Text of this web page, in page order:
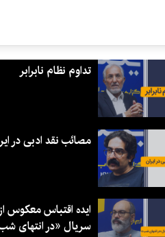
تداوم نظام نابرابر
مصائب نقد ادبی در
ایده اقتباس معکوس
سریال «در انتهای